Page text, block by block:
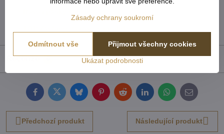
Recenze 0
FacebookTwitterBlueskyPinterestRedditLinkedInWhatsApp
E-
mail
Předchozí produkt Následující produkt
Zásady ochrany soukromí
Ukázat podrobnosti
Přijmout všechny cookies
Odmítnout vše